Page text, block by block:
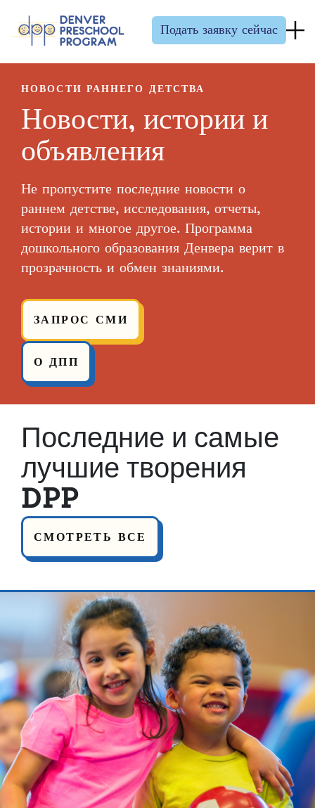
Подать заявку сейчас
НОВОСТИ РАННЕГО ДЕТСТВА
Новости, истории и
объявления
Не пропустите последние новости о
раннем детстве, исследования, отчеты,
истории и многое другое. Программа
дошкольного образования Денвера верит в
прозрачность и обмен знаниями.
ЗАПРОС СМИ
О ДПП
Последние и самые
лучшие творения
DPP
СМОТРЕТЬ ВСЕ